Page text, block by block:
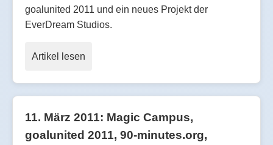
goalunited 2011 und ein neues Projekt der
EverDream Studios.
Artikel lesen
11. März 2011: Magic Campus,
goalunited 2011, 90-minutes.org,